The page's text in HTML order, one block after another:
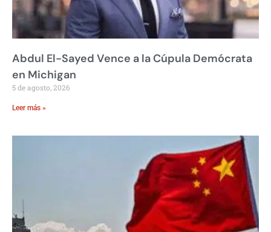
Abdul El-Sayed Vence a la Cúpula Demócrata
en Michigan
5 de agosto, 2026
Leer más »